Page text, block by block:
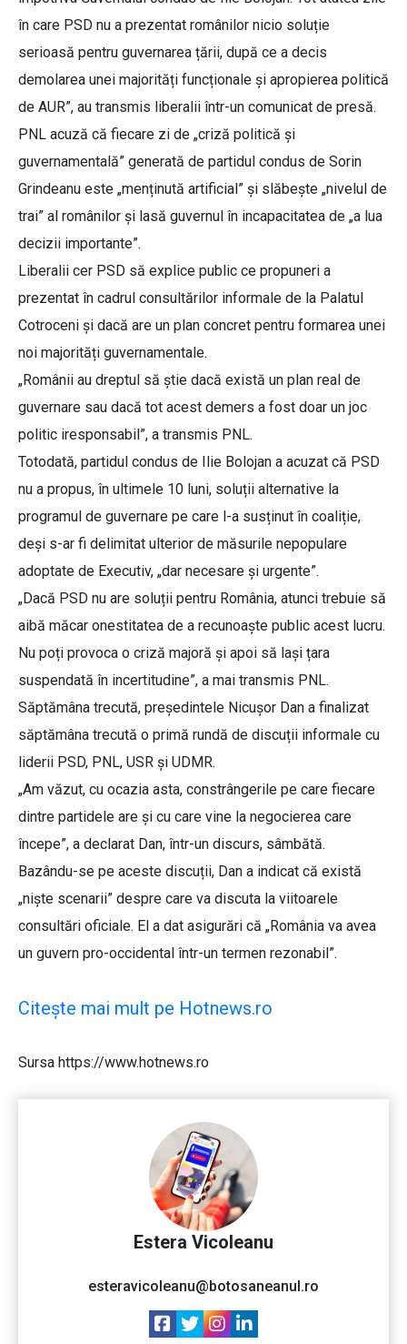
în care PSD nu a prezentat românilor nicio soluție
serioasă pentru guvernarea țării, după ce a decis
demolarea unei majorități funcționale și apropierea politică
de AUR”, au transmis liberalii într-un comunicat de presă.
PNL acuză că fiecare zi de „criză politică și
guvernamentală” generată de partidul condus de Sorin
Grindeanu este „menținută artificial” și slăbește „nivelul de
trai” al românilor și lasă guvernul în incapacitatea de „a lua
decizii importante”.
Liberalii cer PSD să explice public ce propuneri a
prezentat în cadrul consultărilor informale de la Palatul
Cotroceni și dacă are un plan concret pentru formarea unei
noi majorități guvernamentale.
„Românii au dreptul să știe dacă există un plan real de
guvernare sau dacă tot acest demers a fost doar un joc
politic iresponsabil”, a transmis PNL.
Totodată, partidul condus de Ilie Bolojan a acuzat că PSD
nu a propus, în ultimele 10 luni, soluții alternative la
programul de guvernare pe care l-a susținut în coaliție,
deși s-ar fi delimitat ulterior de măsurile nepopulare
adoptate de Executiv, „dar necesare și urgente”.
„Dacă PSD nu are soluții pentru România, atunci trebuie să
aibă măcar onestitatea de a recunoaște public acest lucru.
Nu poți provoca o criză majoră și apoi să lași țara
suspendată în incertitudine”, a mai transmis PNL.
Săptămâna trecută, președintele Nicușor Dan a finalizat
săptămâna trecută o primă rundă de discuții informale cu
liderii PSD, PNL, USR și UDMR.
„Am văzut, cu ocazia asta, constrângerile pe care fiecare
dintre partidele are și cu care vine la negocierea care
începe”, a declarat Dan, într-un discurs, sâmbătă.
Bazându-se pe aceste discuții, Dan a indicat că există
„niște scenarii” despre care va discuta la viitoarele
consultări oficiale. El a dat asigurări că „România va avea
un guvern pro-occidental într-un termen rezonabil”.
Citește mai mult pe Hotnews.ro
Sursa https://www.hotnews.ro
Estera Vicoleanu
esteravicoleanu@botosaneanul.ro